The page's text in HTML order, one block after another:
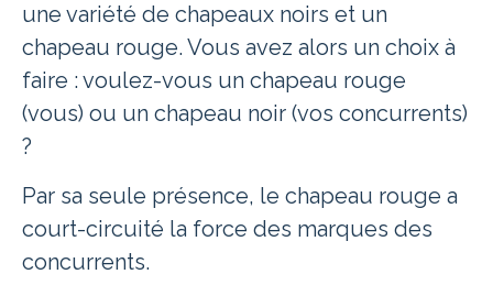
une variété de chapeaux noirs et un
chapeau rouge. Vous avez alors un choix à
faire : voulez-vous un chapeau rouge
(vous) ou un chapeau noir (vos concurrents)
?
Par sa seule présence, le chapeau rouge a
court-circuité la force des marques des
concurrents.